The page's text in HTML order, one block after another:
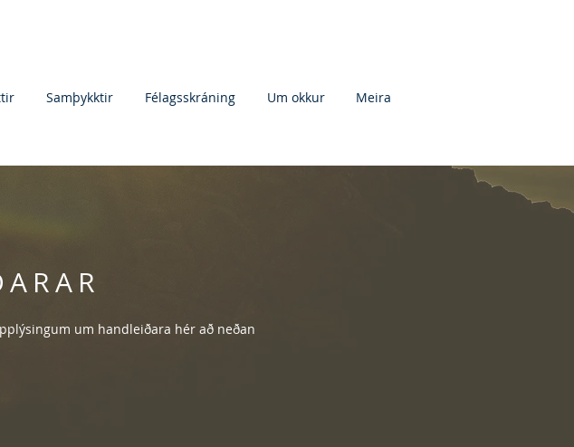
Samþykktir Félagsskráning Um okkur Meira
um handleiðara hér að neðan